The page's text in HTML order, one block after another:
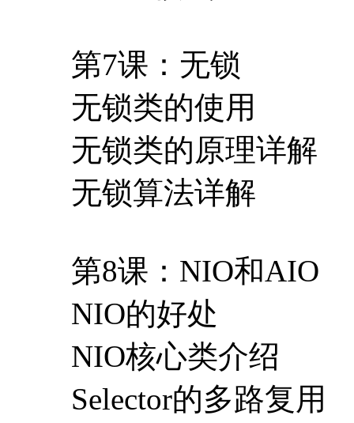
第7课：无锁
无锁类的使用
无锁类的原理详解
无锁算法详解
第8课：NIO和AIO
NIO的好处
NIO核心类介绍
Selector的多路复用